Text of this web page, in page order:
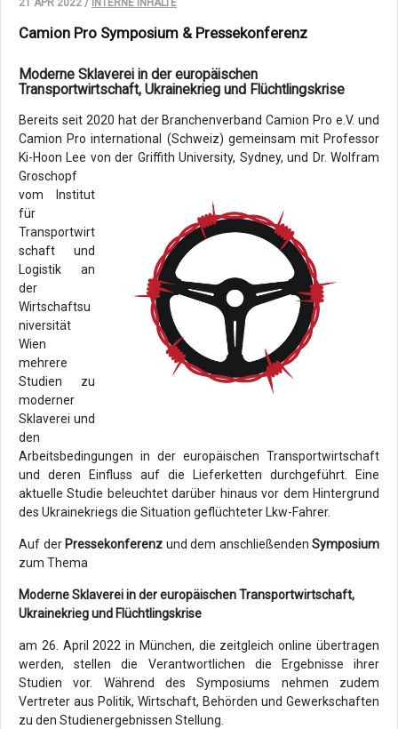
21 APR 2022 / INTERNE INHALTE
Camion Pro Symposium & Pressekonferenz
Moderne Sklaverei in der europäischen
Transportwirtschaft, Ukrainekrieg und Flüchtlingskrise
Bereits seit 2020 hat der Branchenverband Camion Pro e.V. und
Camion Pro international (Schweiz) gemeinsam mit Professor
Ki-Hoon Lee von der Griffith University, Sydney, und Dr. Wolfram
Groschopf
vom Institut
für
Transportwirt
schaft und
Logistik an
der
Wirtschaftsu
niversität
Wien
mehrere
Studien zu
moderner
Sklaverei und
den
Arbeitsbedingungen in der europäischen Transportwirtschaft
und deren Einfluss auf die Lieferketten durchgeführt. Eine
aktuelle Studie beleuchtet darüber hinaus vor dem Hintergrund
des Ukrainekriegs die Situation geflüchteter Lkw-Fahrer.
Auf der Pressekonferenz und dem anschließenden Symposium
zum Thema
Moderne Sklaverei in der europäischen Transportwirtschaft,
Ukrainekrieg und Flüchtlingskrise
am 26. April 2022 in München, die zeitgleich online übertragen
werden, stellen die Verantwortlichen die Ergebnisse ihrer
Studien vor. Während des Symposiums nehmen zudem
Vertreter aus Politik, Wirtschaft, Behörden und Gewerkschaften
zu den Studienergebnissen Stellung.